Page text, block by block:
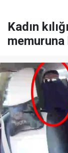
Kadın
memuruna